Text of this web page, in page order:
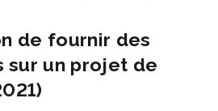
de fournir des
sur un projet de